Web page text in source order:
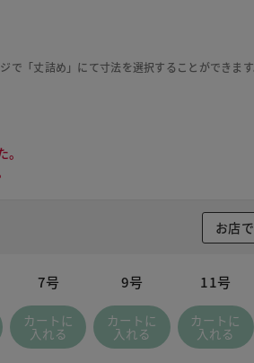
で「丈詰め」にて寸法を選択することができます
お店
7号
カートに
入れる
9号
カートに
入れる
11号
カートに
入れる